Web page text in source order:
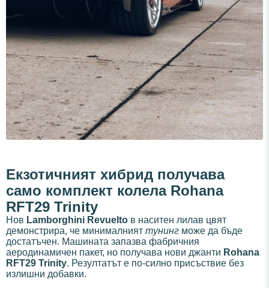
Екзотичният хибрид получава
само комплект колела Rohana
RFT29 Trinity
Нов Lamborghini Revuelto в наситен лилав цвят
демонстрира, че минималният тунинг може да бъде
достатъчен. Машината запазва фабричния
аеродинамичен пакет, но получава нови джанти Rohana
RFT29 Trinity. Резултатът е по-силно присъствие без
излишни добавки.